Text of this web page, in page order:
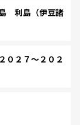
利島（伊豆諸
２７～２０２